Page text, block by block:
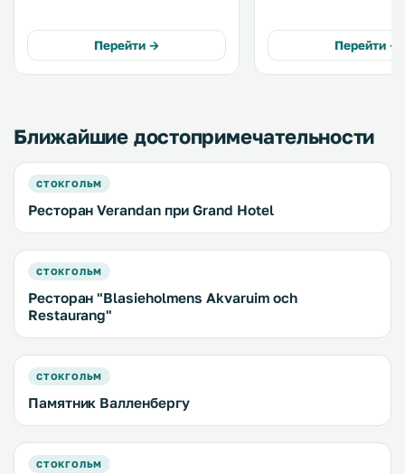
железнодорожного вокзала. К
услугам гостей изысканный
ресторан, роскошный спа-салон и
Перейти →
популярный ресторан-
художественные
всей территории
Перейти →
Ближайшие достопримечательности
СТОКГОЛЬМ
Ресторан Verandan при Grand Hotel
СТОКГОЛЬМ
Ресторан "Blasieholmens Akvaruim och
Restaurang"
СТОКГОЛЬМ
Памятник Валленбергу
СТОКГОЛЬМ